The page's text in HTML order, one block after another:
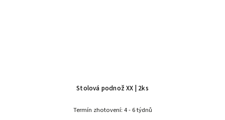
Stolová podnož XX | 2ks
Termín zhotovení: 4 - 6 týdnů